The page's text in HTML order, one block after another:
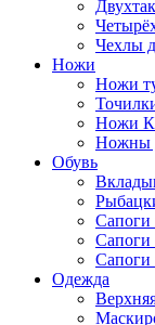
Чехлы
Ножи
Ножи
Ножи
Ножны
Обувь
Сапоги
Одежда